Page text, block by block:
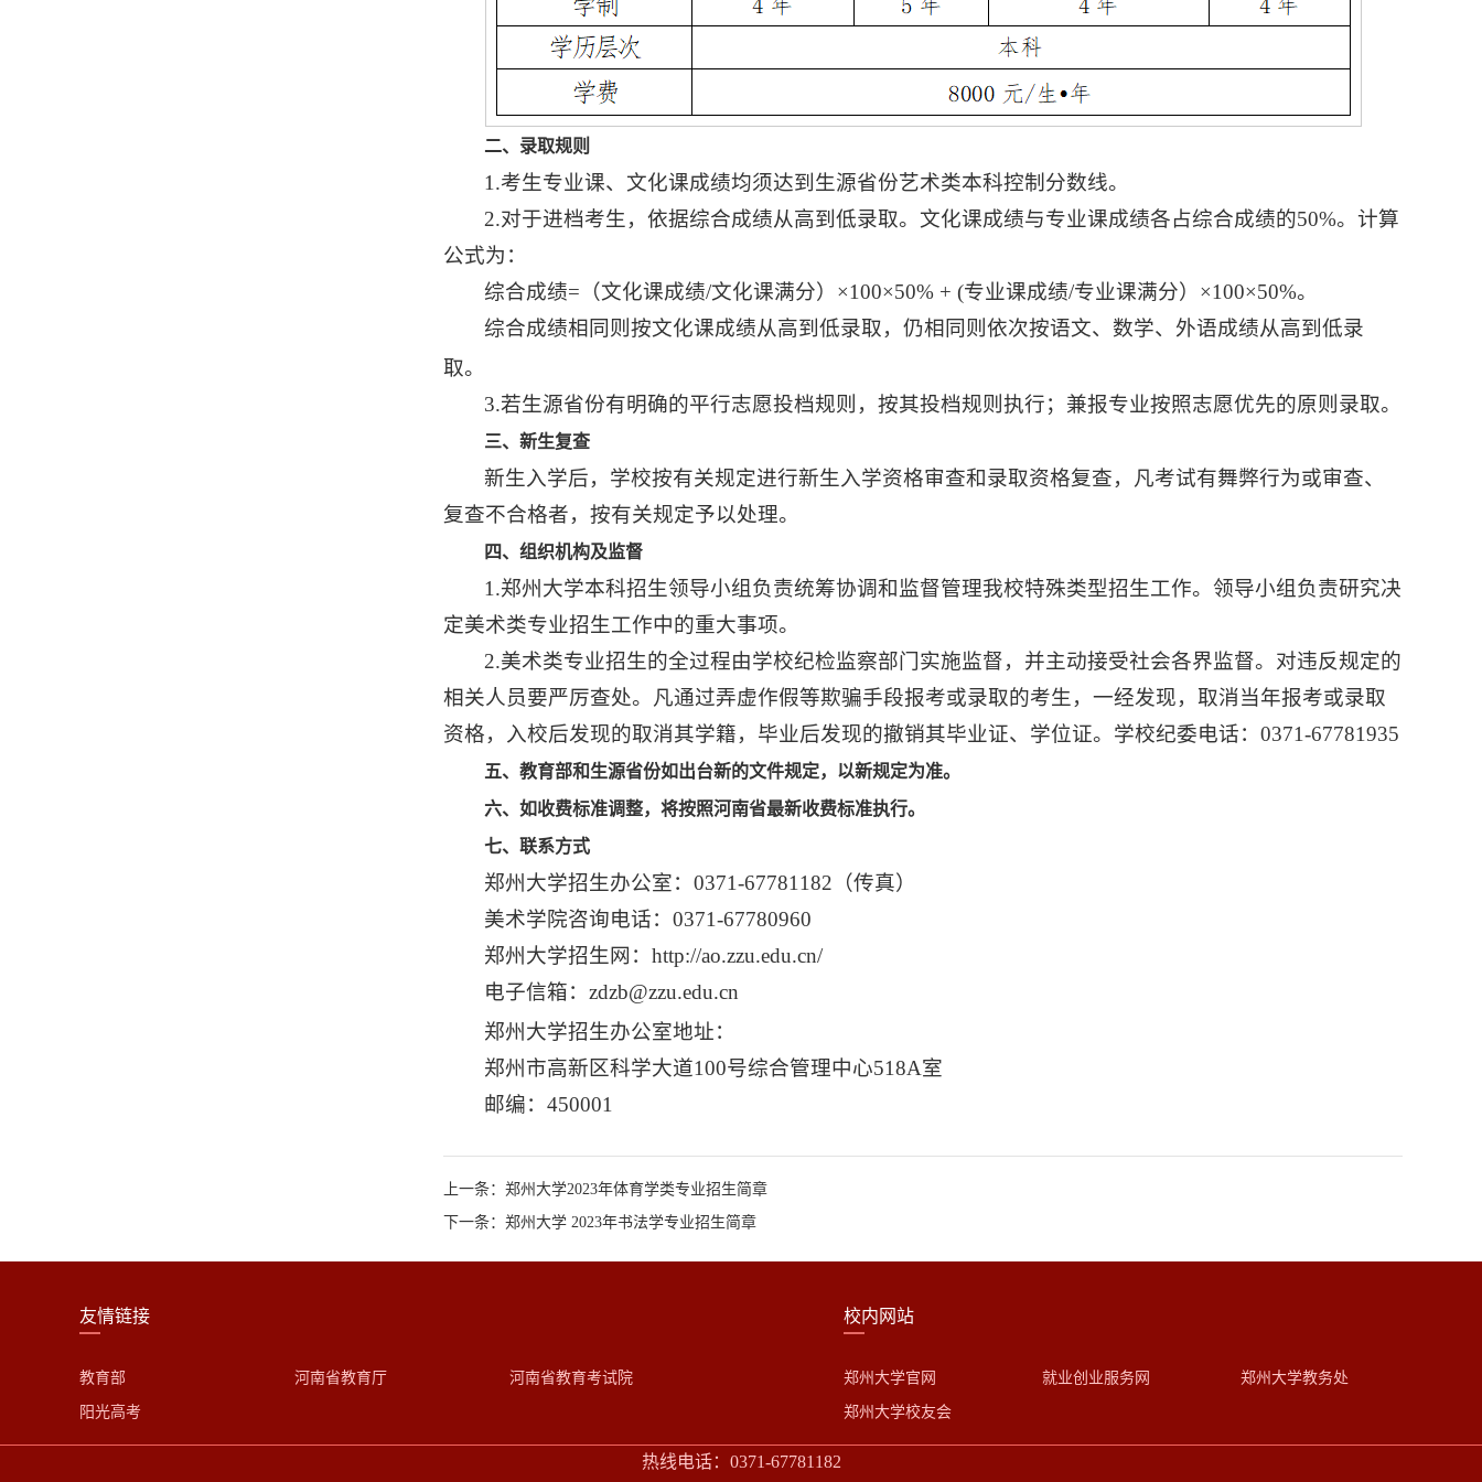
二、录取规则
1.考生专业课、文化课成绩均须达到生源省份艺术类本科控制分数线。
2.对于进档考生，依据综合成绩从高到低录取。文化课成绩与专业课成绩各占综合成绩的50%。计算
公式为：
综合成绩=（文化课成绩/文化课满分）×100×50% + (专业课成绩/专业课满分）×100×50%。
综合成绩相同则按文化课成绩从高到低录取，仍相同则依次按语文、数学、外语成绩从高到低录
取。
3.若生源省份有明确的平行志愿投档规则，按其投档规则执行；兼报专业按照志愿优先的原则录取。
三、新生复查
新生入学后，学校按有关规定进行新生入学资格审查和录取资格复查，凡考试有舞弊行为或审查、
复查不合格者，按有关规定予以处理。
四、组织机构及监督
1.郑州大学本科招生领导小组负责统筹协调和监督管理我校特殊类型招生工作。领导小组负责研究决
定美术类专业招生工作中的重大事项。
2.美术类专业招生的全过程由学校纪检监察部门实施监督，并主动接受社会各界监督。对违反规定的
相关人员要严厉查处。凡通过弄虚作假等欺骗手段报考或录取的考生，一经发现，取消当年报考或录取
资格，入校后发现的取消其学籍，毕业后发现的撤销其毕业证、学位证。学校纪委电话：0371-67781935
五、教育部和生源省份如出台新的文件规定，以新规定为准。
六、如收费标准调整，将按照河南省最新收费标准执行。
七、联系方式
郑州大学招生办公室：0371-67781182（传真）
美术学院咨询电话：0371-67780960
郑州大学招生网：http://ao.zzu.edu.cn/
电子信箱：zdzb@zzu.edu.cn
郑州大学招生办公室地址：
郑州市高新区科学大道100号综合管理中心518A室
邮编：450001
上一条：郑州大学2023年体育学类专业招生简章
下一条：郑州大学 2023年书法学专业招生简章
友情链接
教育部
阳光高考
河南省教育厅 河南省教育考试院
校内网站
郑州大学官网
郑州大学校友会
就业创业服务网 郑州大学教务处
热线电话：0371-67781182